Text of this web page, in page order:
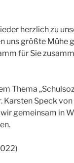
herzlich zu
uns größte Mühe
für Sie
Thema
Karsten Speck
gemeinsam in